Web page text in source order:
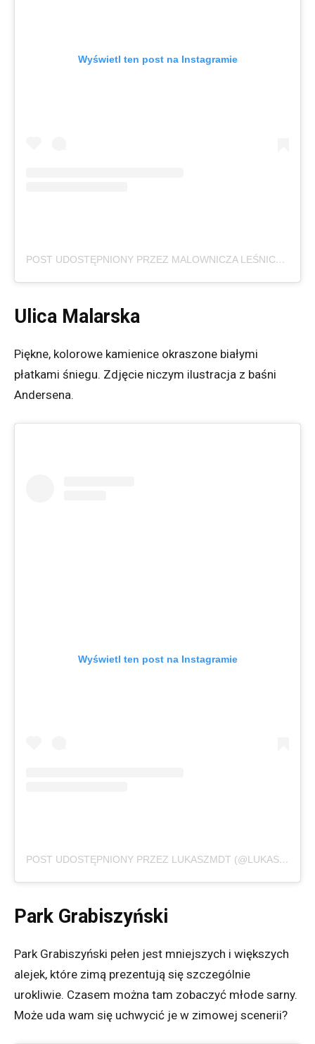
Wyświetl ten post na Instagramie
POST UDOSTĘPNIONY PRZEZ MALOWNICZA LEŚNICA (@MALOWNICZA_LESNICA)
Ulica Malarska
Piękne, kolorowe kamienice okraszone białymi
płatkami śniegu. Zdjęcie niczym ilustracja z baśni
Andersena.
Wyświetl ten post na Instagramie
POST UDOSTĘPNIONY PRZEZ LUKASZMDT (@LUKASZMDT)
Park Grabiszyński
Park Grabiszyński pełen jest mniejszych i większych
alejek, które zimą prezentują się szczególnie
urokliwie. Czasem można tam zobaczyć młode sarny.
Może uda wam się uchwycić je w zimowej scenerii?